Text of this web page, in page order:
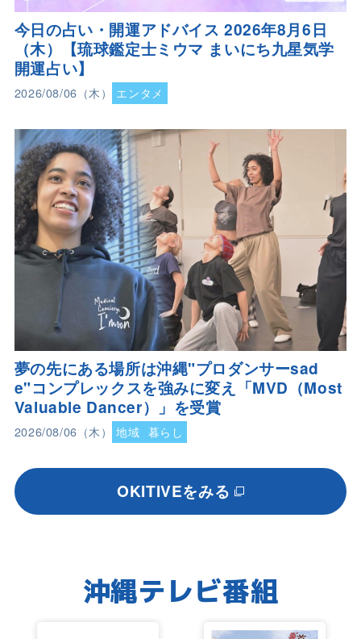
今日の占い・開運アドバイス 2026年8月6日
（木）【琉球鑑定士ミウマ まいにち九星気学
開運占い】
2026/08/06（木） エンタメ
夢の先にある場所は沖縄"プロダンサーsad
e"コンプレックスを強みに変え「MVD（Most
Valuable Dancer）」を受賞
2026/08/06（木） 地域 暮らし
OKITIVEをみる
沖縄テレビ番組